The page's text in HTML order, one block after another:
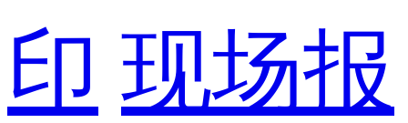
印 现场报